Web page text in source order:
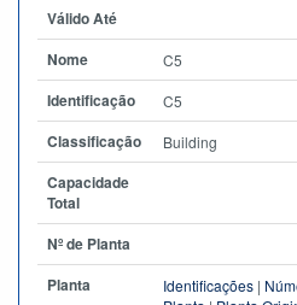
Válido Até
Nome
C5
Identificação C5
Classificação Building
Capacidade
Total
Nº de Planta
Planta
Identificações |